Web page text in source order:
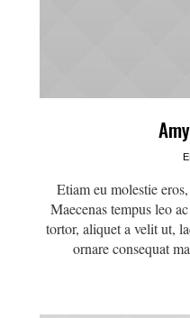
Etiam eu molestie
Maecenas tempus leo
tortor, aliquet a velit ut,
ornare consequat